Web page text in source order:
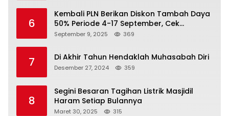
6
Kembali PLN Berikan Diskon Tambah Daya
50% Periode 4-17 September, Cek
Ketentuannya!
September 9, 2025 369
7 Di Akhir Tahun Hendaklah Muhasabah Diri
Desember 27, 2024 359
8
Segini Besaran Tagihan Listrik Masjidil
Haram Setiap Bulannya
Maret 30, 2025 315